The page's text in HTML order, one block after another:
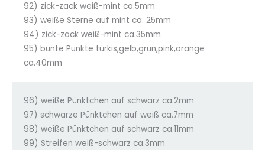
92) zick-zack weiß-mint ca.5mm
93) weiße Sterne auf mint ca. 25mm
94) zick-zack weiß-mint ca.35mm
95) bunte Punkte türkis,gelb,grün,pink,orange
ca.40mm
96) weiße Pünktchen auf schwarz ca.2mm
97) schwarze Pünktchen auf weiß ca.7mm
98) weiße Pünktchen auf schwarz ca.11mm
99) Streifen weiß-schwarz ca.3mm